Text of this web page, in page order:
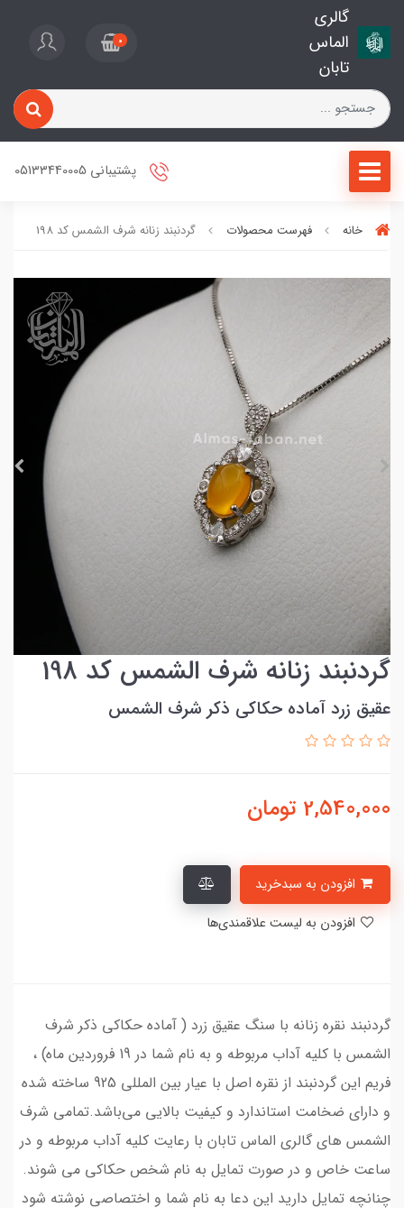
گالری
الماس
تابان
0
پشتیبانی 05133440005
خانه فهرست محصولات گردنبند زنانه شرف الشمس کد 198
گردنبند زنانه شرف الشمس کد 198
عقیق زرد آماده حکاکی ذکر شرف الشمس
2,540,000 تومان
گردنبند نقره زنانه با سنگ عقیق زرد ( آماده حکاکی ذکر شرف
الشمس با کلیه آداب مربوطه و به نام شما در 19 فروردین ماه) ،
فریم این گردنبند از نقره اصل با عیار بین المللی 925 ساخته شده
و دارای ضخامت استاندارد و کیفیت بالایی می‌باشد.تمامی شرف
الشمس های گالری الماس تابان با رعایت کلیه آداب مربوطه و در
ساعت خاص و در صورت تمایل به نام شخص حکاکی می شوند.
چنانچه تمایل دارید این دعا به نام شما و اختصاصی نوشته شود